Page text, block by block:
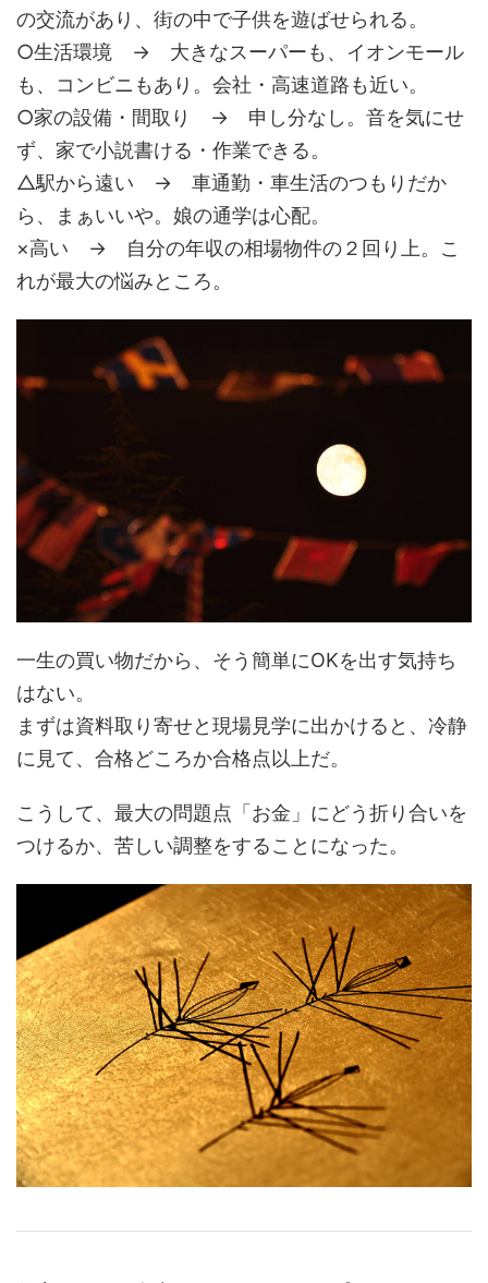
の交流があり、街の中で子供を遊ばせられる。
○生活環境 → 大きなスーパーも、イオンモール
も、コンビニもあり。会社・高速道路も近い。
○家の設備・間取り → 申し分なし。音を気にせ
ず、家で小説書ける・作業できる。
△駅から遠い → 車通勤・車生活のつもりだか
ら、まぁいいや。娘の通学は心配。
×高い → 自分の年収の相場物件の２回り上。こ
れが最大の悩みところ。
一生の買い物だから、そう簡単にOKを出す気持ち
はない。
まずは資料取り寄せと現場見学に出かけると、冷静
に見て、合格どころか合格点以上だ。
こうして、最大の問題点「お金」にどう折り合いを
つけるか、苦しい調整をすることになった。